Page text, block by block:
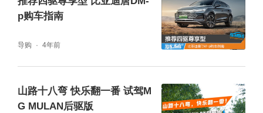
内燃机的加入，让车辆的加速会表现的更加有
底气，强劲的加速感持续的更久。由于是前后
力。
p购车指南
导购 4年前
山路十八弯 快乐翻一番 试驾M
G MULAN后驱版